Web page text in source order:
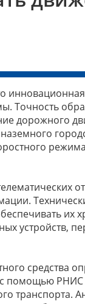
Точность
дорожного
их
устройств,
средства
помощью
транспорта.